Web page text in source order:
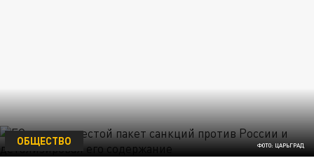
ФОТО: ЦАРЬГРАД
ОБЩЕСТВО